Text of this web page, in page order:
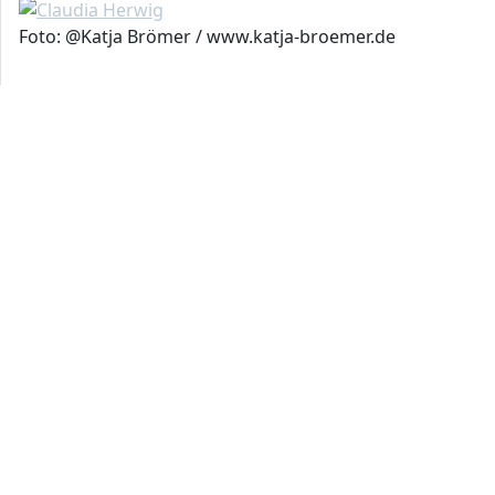
Foto: @Katja Brömer / www.katja-broemer.de
Theme by The WP Club
WordPress